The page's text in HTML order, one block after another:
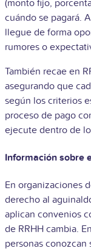
(monto fijo,
cuándo se pagará.
llegue de forma
rumores o
También recae en
asegurando que
según los criterios
proceso de pago
ejecute dentro de
Información sobre
En organizaciones
derecho al
aplican convenios
de RRHH cambia.
personas